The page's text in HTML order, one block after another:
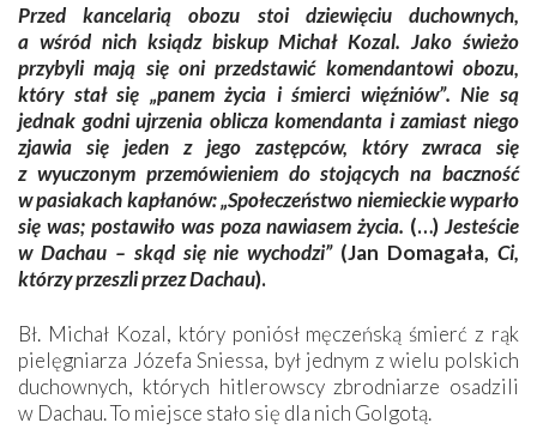
Przed kancelarią obozu stoi dziewięciu duchownych,
a wśród nich ksiądz biskup Michał Kozal. Jako świeżo
przybyli mają się oni przedstawić komendantowi obozu,
który stał się „panem życia i śmierci więźniów”. Nie są
jednak godni ujrzenia oblicza komendanta i zamiast niego
zjawia się jeden z jego zastępców, który zwraca się
z wyuczonym przemówieniem do stojących na baczność
w pasiakach kapłanów: „Społeczeństwo niemieckie wyparło
się was; postawiło was poza nawiasem życia. (…) Jesteście
w Dachau – skąd się nie wychodzi”(Jan Domagała,Ci,
którzy przeszli przez Dachau).
Bł. Michał Kozal, który poniósł męczeńską śmierć z rąk
pielęgniarza Józefa Sniessa, był jednym z wielu polskich
duchownych, których hitlerowscy zbrodniarze osadzili
w Dachau. To miejsce stało się dla nich ­Golgotą.